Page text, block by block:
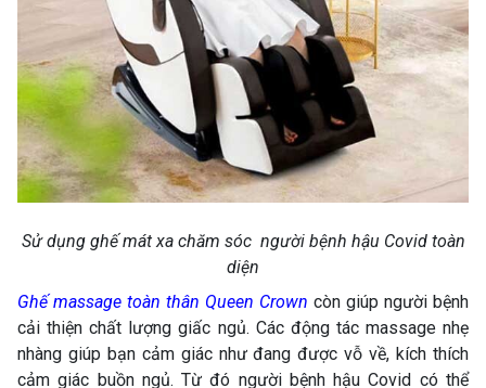
Sử dụng ghế mát xa chăm sóc người bệnh hậu Covid toàn
diện
Ghế massage toàn thân Queen Crown còn giúp người bệnh
cải thiện chất lượng giấc ngủ. Các động tác massage nhẹ
nhàng giúp bạn cảm giác như đang được vỗ về, kích thích
cảm giác buồn ngủ. Từ đó người bệnh hậu Covid có thể